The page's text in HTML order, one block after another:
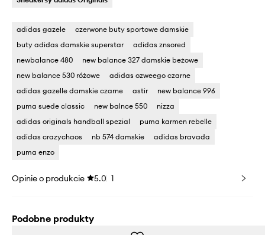
adidas gazele
czerwone buty sportowe damskie
buty adidas damskie superstar
adidas znsored
newbalance 480
new balance 327 damskie beżowe
new balance 530 różowe
adidas ozweego czarne
adidas gazelle damskie czarne
astir
new balance 996
puma suede classic
new balnce 550
nizza
adidas originals handball spezial
puma karmen rebelle
adidas crazychaos
nb 574 damskie
adidas bravada
puma enzo
Opinie o produkcie 5.0 1
Podobne produkty